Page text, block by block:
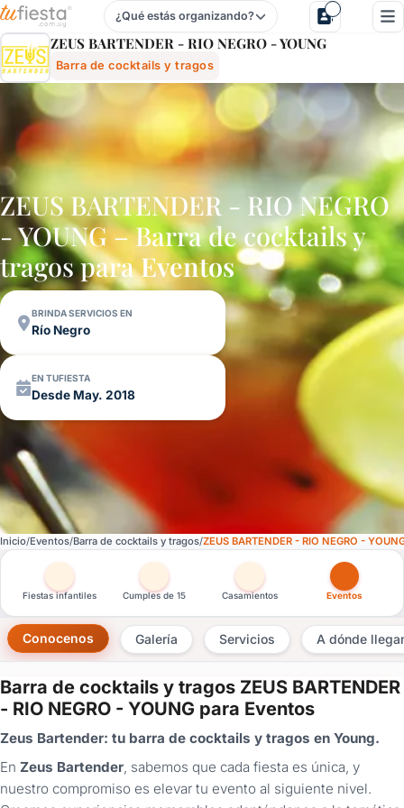
Zeus Bartender - Rio Negro - Young - Barra De Cocktails
¿Qué estás organizando?
ZEUS BARTENDER - RIO NEGRO - YOUNG
Barra de cocktails y tragos
ZEUS BARTENDER - RIO NEGRO
- YOUNG – Barra de cocktails y
tragos paraEventos
BRINDA SERVICIOS EN
Río Negro
EN TUFIESTA
Desde May. 2018
Inicio Eventos Barra de cocktails y tragos ZEUS BARTENDER - RIO NEGRO -
Otras versiones de esta ficha por tipo de festejo
Fiestas infantiles Cumples de 15 Casamientos Eventos
Conocenos Galería Servicios A dónde
Barra de cocktails y tragos ZEUS BARTENDER
- RIO NEGRO - YOUNG para Eventos
Zeus Bartender: tu barra de cocktails y tragos en Young.
En Zeus Bartender, sabemos que cada fiesta es única, y
nuestro compromiso es elevar tu evento al siguiente nivel.
×
Consultar
¿Ya
tenés
cuenta?